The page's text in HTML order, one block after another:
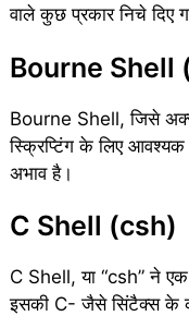
वाले कुछ प्रकार निचे दिए
Bourne Shell
Bourne Shell, जिसे
स्क्रिप्टिंग के लिए
अभाव है।
C Shell (csh)
C Shell, या “csh” ने एक
इसकी C- जैसे सिंटैक्स के